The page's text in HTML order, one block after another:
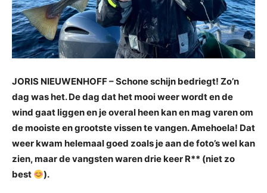
JORIS NIEUWENHOFF – Schone schijn bedriegt! Zo’n
dag was het. De dag dat het mooi weer wordt en de
wind gaat liggen en je overal heen kan en mag varen om
de mooiste en grootste vissen te vangen. Amehoela! Dat
weer kwam helemaal goed zoals je aan de foto’s wel kan
zien, maar de vangsten waren drie keer R** (niet zo
best
).